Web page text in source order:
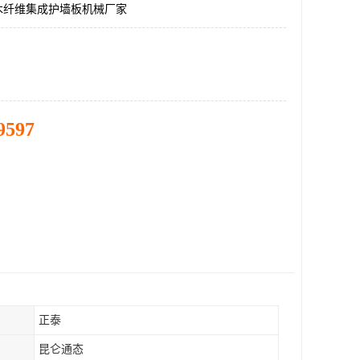
纤维集成护墙板机械厂家
正泰
昆仑通态